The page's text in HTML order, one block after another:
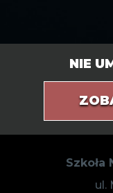
NIE
Szkoła
ul.